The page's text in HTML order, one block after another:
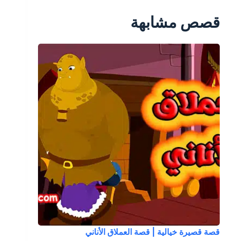
قصص مشابهة
قصة قصيرة خيالية | قصة العملاق الأناني